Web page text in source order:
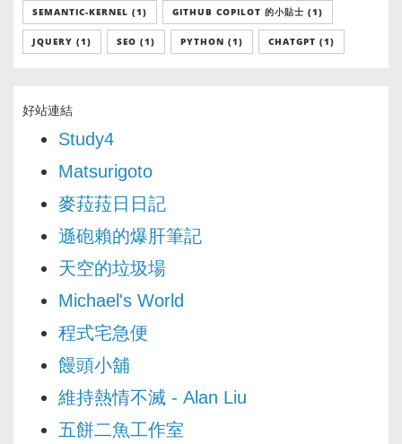
SEMANTIC-KERNEL (1) GITHUB COPILOT 的小貼士 (1)
JQUERY (1) SEO (1) PYTHON (1) CHATGPT (1)
好站連結
Study4
Matsurigoto
麥菈菈日日記
遜砲賴的爆肝筆記
天空的垃圾場
Michael's World
程式宅急便
饅頭小舖
維持熱情不滅 - Alan Liu
五餅二魚工作室